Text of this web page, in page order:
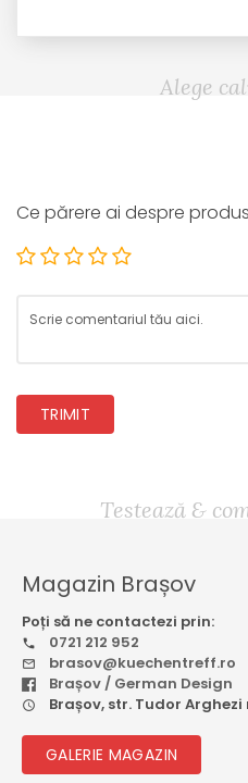
Alege
Ce părere ai despre
TRIMIT
Testează &
Magazin Brașov
Poți să ne contactezi prin:
0721 212 952
brasov@kuechentreff.ro
Brașov / German Design
Brașov, str. Tudor Arghezi
GALERIE MAGAZIN